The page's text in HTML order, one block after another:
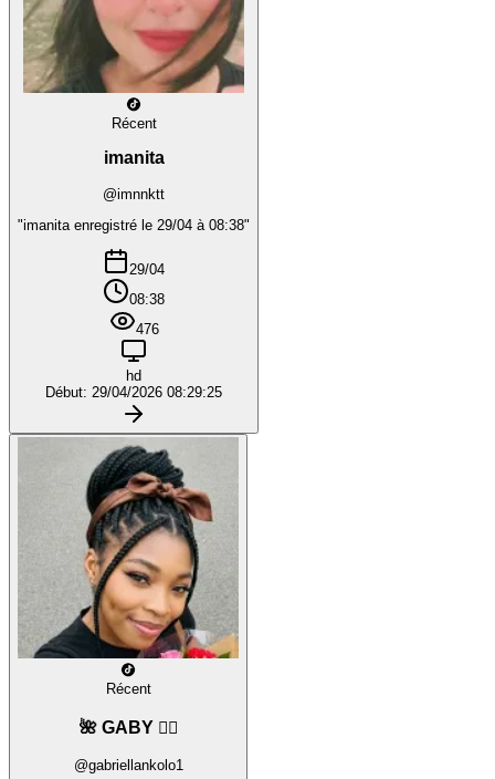
Récent
imanita
@imnnktt
"imanita enregistré le 29/04 à 08:38"
29/04
08:38
476
hd
Début: 29/04/2026 08:29:25
Récent
🌺 GABY ❤️‍🔥
@gabriellankolo1